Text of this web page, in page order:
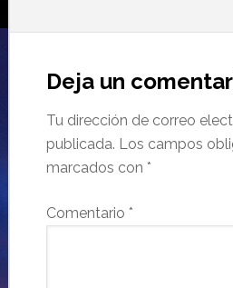
Deja un
Tu dirección de correo
publicada. Los campos
marcados con *
Comentario *